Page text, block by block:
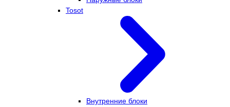
Tosot
Внутренние блоки